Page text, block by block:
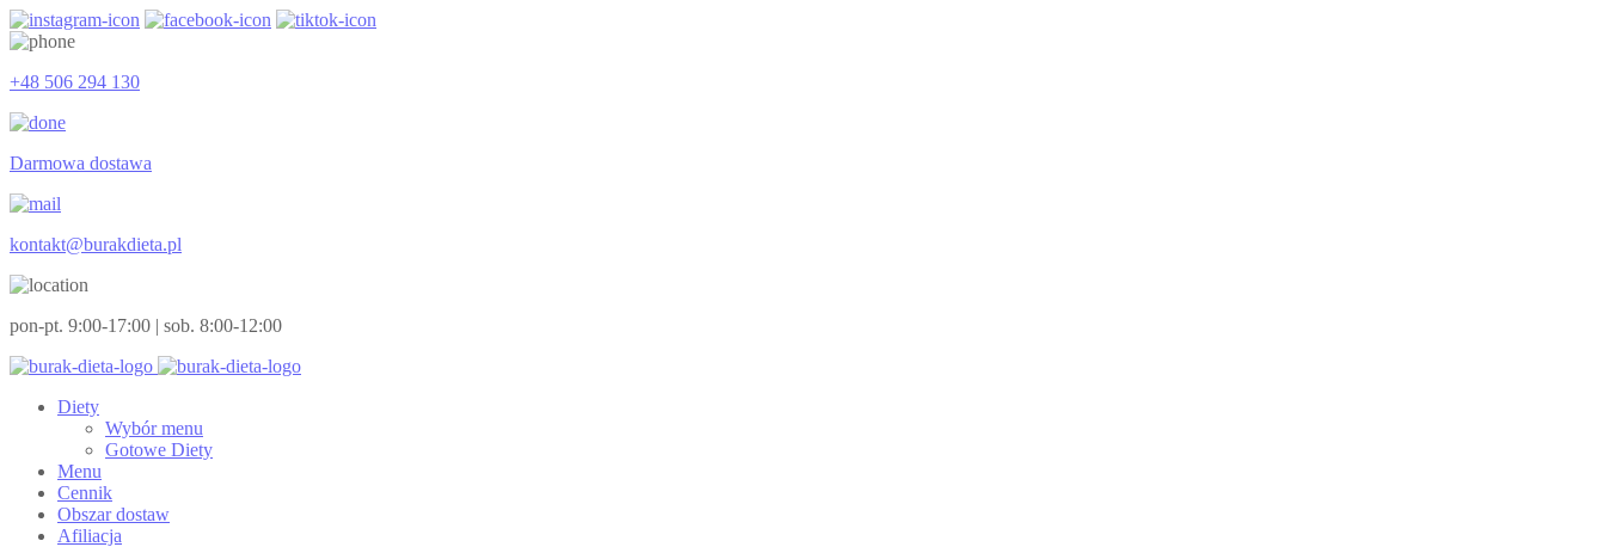
+48 506 294 130
Darmowa dostawa
kontakt@burakdieta.pl
pon-pt. 9:00-17:00 | sob. 8:00-12:00
Diety
Wybór menu
Gotowe Diety
Menu
Cennik
Obszar dostaw
Afiliacja